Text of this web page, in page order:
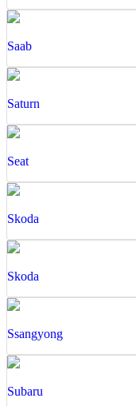
Saab
Saturn
Seat
Skoda
Skoda
Ssangyong
Subaru